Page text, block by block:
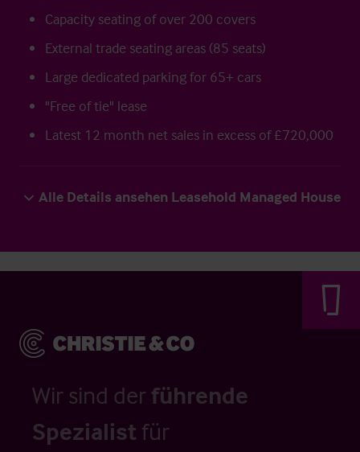
Capacity seating of over 200 covers
External trade seating areas (85 seats)
Large dedicated parking for 65+ cars
"Free of tie" lease
Latest 12 month net sales in excess of £720,000
Alle Details ansehen Leasehold Managed House
Wir sind der führende
Spezialistfür